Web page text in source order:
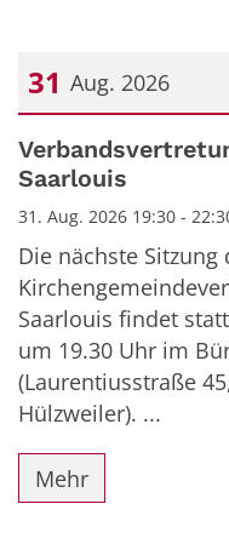
31 Aug. 2026
Datum: 31. August
Saarlouis
31. Aug. 2026 19:30 -
Die nächste
Saarlouis findet
um 19.30 Uhr im
(Laurentiusstraße
Hülzweiler). ...
Mehr